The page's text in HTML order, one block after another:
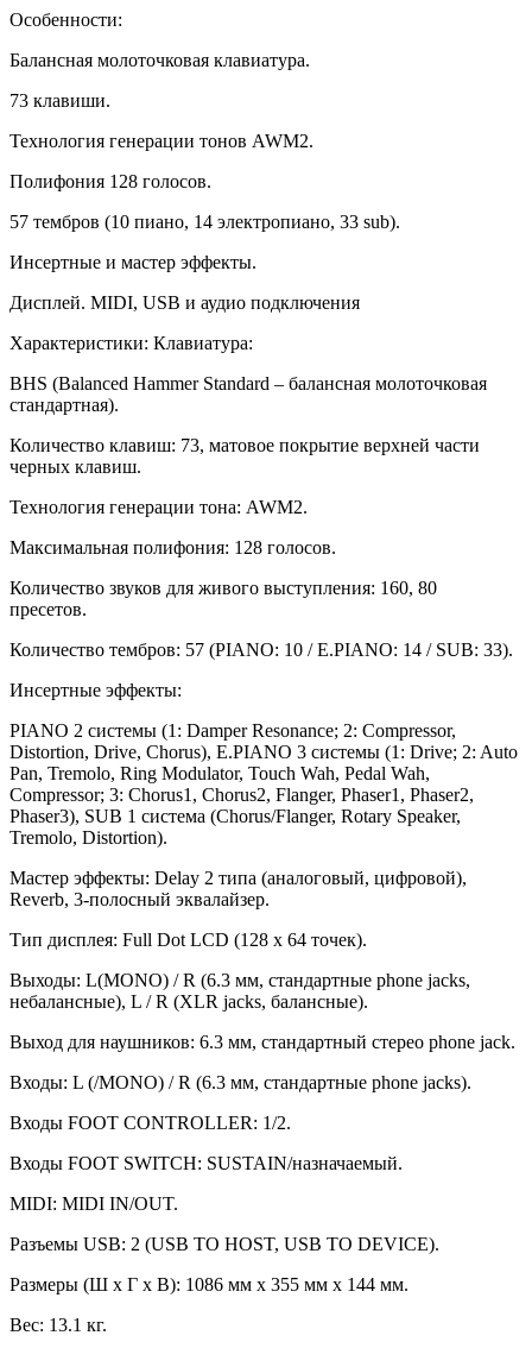
Особенности:
Балансная молоточковая клавиатура.
73 клавиши.
Технология генерации тонов AWM2.
Полифония 128 голосов.
57 тембров (10 пиано, 14 электропиано, 33 sub).
Инсертные и мастер эффекты.
Дисплей. MIDI, USB и аудио подключения
Характеристики: Клавиатура:
BHS (Balanced Hammer Standard – балансная молоточковая
стандартная).
Количество клавиш: 73, матовое покрытие верхней части
черных клавиш.
Технология генерации тона: AWM2.
Максимальная полифония: 128 голосов.
Количество звуков для живого выступления: 160, 80
пресетов.
Количество тембров: 57 (PIANO: 10 / E.PIANO: 14 / SUB: 33).
Инсертные эффекты:
PIANO 2 системы (1: Damper Resonance; 2: Compressor,
Distortion, Drive, Chorus), E.PIANO 3 системы (1: Drive; 2: Auto
Pan, Tremolo, Ring Modulator, Touch Wah, Pedal Wah,
Compressor; 3: Chorus1, Chorus2, Flanger, Phaser1, Phaser2,
Phaser3), SUB 1 система (Chorus/Flanger, Rotary Speaker,
Tremolo, Distortion).
Мастер эффекты: Delay 2 типа (аналоговый, цифровой),
Reverb, 3-полосный эквалайзер.
Тип дисплея: Full Dot LCD (128 x 64 точек).
Выходы: L(MONO) / R (6.3 мм, стандартные phone jacks,
небалансные), L / R (XLR jacks, балансные).
Выход для наушников: 6.3 мм, стандартный стерео phone jack.
Входы: L (/MONO) / R (6.3 мм, стандартные phone jacks).
Входы FOOT CONTROLLER: 1/2.
Входы FOOT SWITCH: SUSTAIN/назначаемый.
MIDI: MIDI IN/OUT.
Разъемы USB: 2 (USB TO HOST, USB TO DEVICE).
Размеры (Ш x Г x В): 1086 мм x 355 мм x 144 мм.
Вес: 13.1 кг.